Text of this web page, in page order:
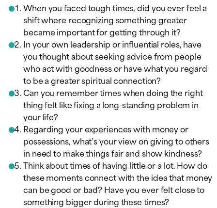
When you faced tough times, did you ever feel a
shift where recognizing something greater
became important for getting through it?
In your own leadership or influential roles, have
you thought about seeking advice from people
who act with goodness or have what you regard
to be a greater spiritual connection?
Can you remember times when doing the right
thing felt like fixing a long-standing problem in
your life?
Regarding your experiences with money or
possessions, what’s your view on giving to others
in need to make things fair and show kindness?
Think about times of having little or a lot. How do
these moments connect with the idea that money
can be good or bad? Have you ever felt close to
something bigger during these times?